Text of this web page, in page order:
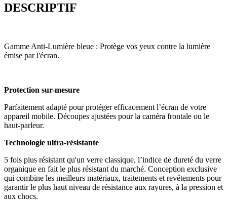
DESCRIPTIF
Gamme Anti-Lumière bleue : Protège vos yeux contre la lumière
émise par l'écran.
Protection sur-mesure
Parfaitement adapté pour protéger efficacement l’écran de votre
appareil mobile. Découpes ajustées pour la caméra frontale ou le
haut-parleur.
Technologie ultra-résistante
5 fois plus résistant qu'un verre classique, l’indice de dureté du verre
organique en fait le plus résistant du marché. Conception exclusive
qui combine les meilleurs matériaux, traitements et revêtements pour
garantir le plus haut niveau de résistance aux rayures, à la pression et
aux chocs.